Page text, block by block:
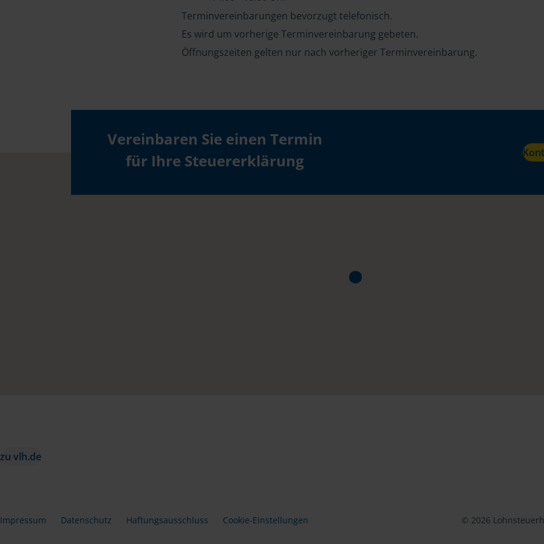
Terminvereinbarungen bevorzugt telefonisch.
Es wird um vorherige Terminvereinbarung gebeten.
Öffnungszeiten gelten nur nach vorheriger Terminvereinbarung.
Vereinbaren Sie einen Termin
für Ihre Steuererklärung
zu vlh.de
Impressum Datenschutz Haftungsausschluss Cookie-Einstellungen © 2026